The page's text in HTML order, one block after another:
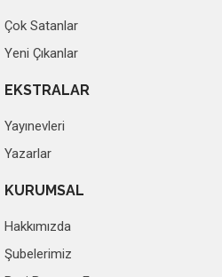
Çok Satanlar
Yeni Çıkanlar
EKSTRALAR
Yayınevleri
Yazarlar
KURUMSAL
Hakkımızda
Şubelerimiz